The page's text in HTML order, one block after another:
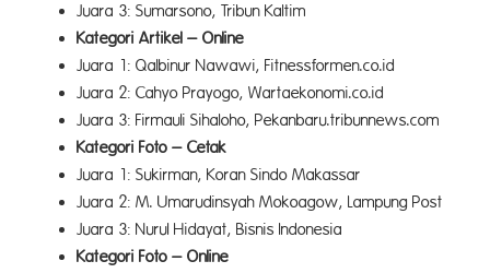
Juara 3: Sumarsono, Tribun Kaltim
Kategori Artikel – Online
Juara 1: Qalbinur Nawawi, Fitnessformen.co.id
Juara 2: Cahyo Prayogo, Wartaekonomi.co.id
Juara 3: Firmauli Sihaloho, Pekanbaru.tribunnews.com
Kategori Foto – Cetak
Juara 1: Sukirman, Koran Sindo Makassar
Juara 2: M. Umarudinsyah Mokoagow, Lampung Post
Juara 3: Nurul Hidayat, Bisnis Indonesia
Kategori Foto – Online